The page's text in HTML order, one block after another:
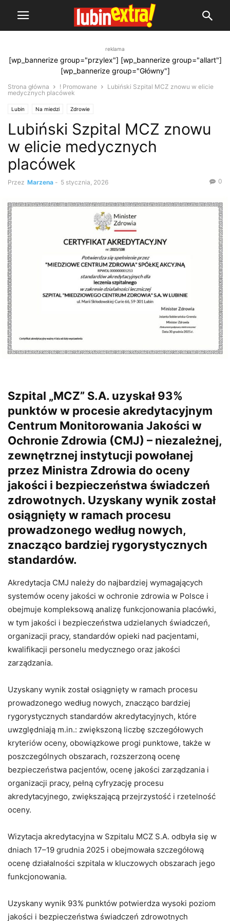
reklama
[wp_bannerize group="przylex"] [wp_bannerize group="allart"]
[wp_bannerize group="Główny"]
Strona główna ! Promowane
Lubiński Szpital MCZ znowu w elicie
medycznych placówek
Lubin Na miedzi Zdrowie
Lubiński Szpital MCZ znowu
w elicie medycznych
placówek
Przez Marzena - 5 stycznia, 2026 0
Szpital „MCZ” S.A. uzyskał 93%
punktów w procesie akredytacyjnym
Centrum Monitorowania Jakości w
Ochronie Zdrowia (CMJ) – niezależnej,
zewnętrznej instytucji powołanej
przez Ministra Zdrowia do oceny
jakości i bezpieczeństwa świadczeń
zdrowotnych. Uzyskany wynik został
osiągnięty w ramach procesu
prowadzonego według nowych,
znacząco bardziej rygorystycznych
standardów.
Akredytacja CMJ należy do najbardziej wymagających
systemów oceny jakości w ochronie zdrowia w Polsce i
obejmuje kompleksową analizę funkcjonowania placówki,
w tym jakości i bezpieczeństwa udzielanych świadczeń,
organizacji pracy, standardów opieki nad pacjentami,
kwalifikacji personelu medycznego oraz jakości
zarządzania.
Uzyskany wynik został osiągnięty w ramach procesu
prowadzonego według nowych, znacząco bardziej
rygorystycznych standardów akredytacyjnych, które
uwzględniają m.in.: zwiększoną liczbę szczegółowych
kryteriów oceny, obowiązkowe progi punktowe, także w
poszczególnych obszarach, rozszerzoną ocenę
bezpieczeństwa pacjentów, ocenę jakości zarządzania i
organizacji pracy, pełną cyfryzację procesu
akredytacyjnego, zwiększającą przejrzystość i rzetelność
oceny.
Wizytacja akredytacyjna w Szpitalu MCZ S.A. odbyła się w
dniach 17–19 grudnia 2025 i obejmowała szczegółową
ocenę działalności szpitala w kluczowych obszarach jego
funkcjonowania.
Uzyskany wynik 93% punktów potwierdza wysoki poziom
jakości i bezpieczeństwa świadczeń zdrowotnych